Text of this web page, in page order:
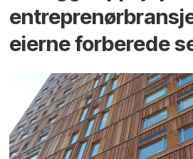
eierne forberede